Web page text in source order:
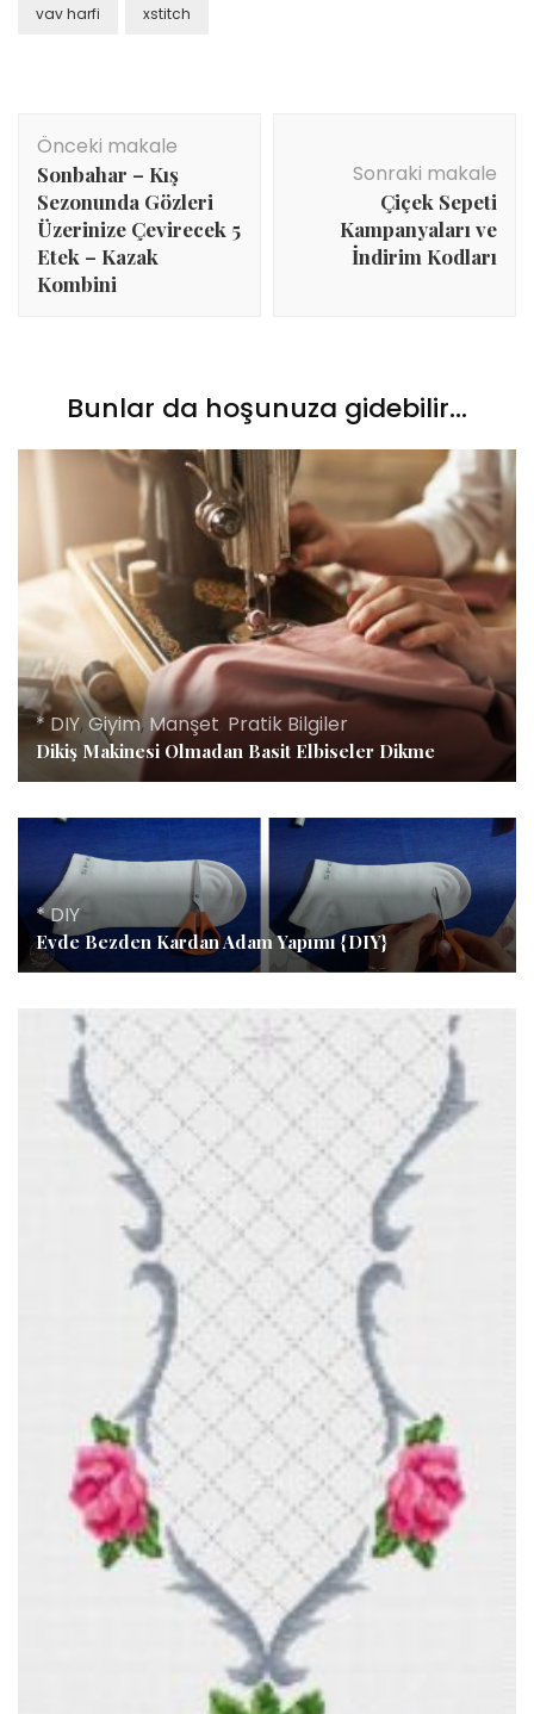
vav harfi xstitch
Yazı
dolaşımı
Önceki makale
Sonbahar – Kış
Sezonunda Gözleri
Üzerinize Çevirecek 5
Etek – Kazak
Kombini
Sonraki makale
Çiçek Sepeti
Kampanyaları ve
İndirim Kodları
Bunlar da hoşunuza gidebilir...
* DIY, Giyim, Manşet, Pratik Bilgiler
Dikiş Makinesi Olmadan Basit Elbiseler Dikme
* DIY
Evde Bezden Kardan Adam Yapımı {DIY}